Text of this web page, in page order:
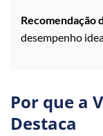
Recomendação
desempenho
Por que a
Destaca